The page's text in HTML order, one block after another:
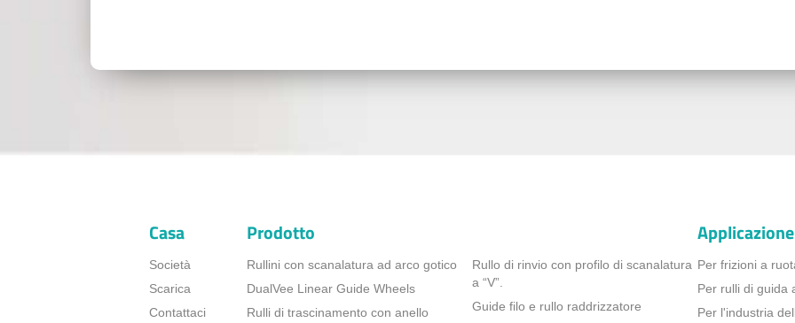
Casa
Società
Scarica
Contattaci
Prodotto
Rullini con scanalatura ad arco gotico
Rullo di rinvio con profilo di scanalatura
a “V”.
DualVee Linear Guide Wheels
Guide filo e rullo raddrizzatore
Rulli di trascinamento con anello
Applicazione
Per frizioni a
Per rulli di guida
Per l'industria